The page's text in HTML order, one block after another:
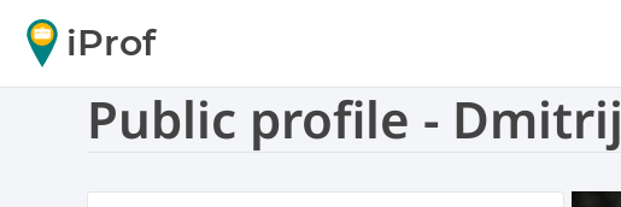
iProf
Public profile - Dmitrij